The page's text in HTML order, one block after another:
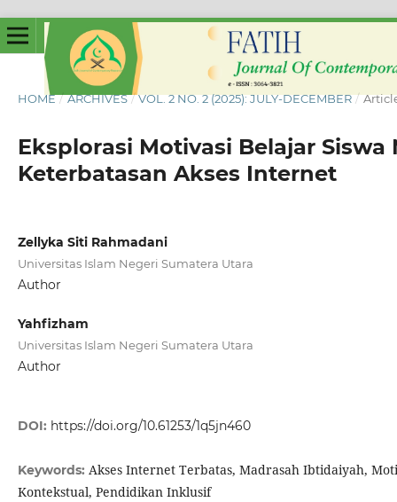
HOME / ARCHIVES / VOL. 2 NO. 2 (2025): JULY-DECEMBER /
Eksplorasi Motivasi Belajar Siswa
Keterbatasan Akses Internet
Zellyka Siti Rahmadani
Universitas Islam Negeri Sumatera Utara
Author
Yahfizham
Universitas Islam Negeri Sumatera Utara
Author
DOI: https://doi.org/10.61253/1q5jn460
Keywords: Akses Internet Terbatas, Madrasah Ibtidaiyah,
Kontekstual, Pendidikan Inklusif